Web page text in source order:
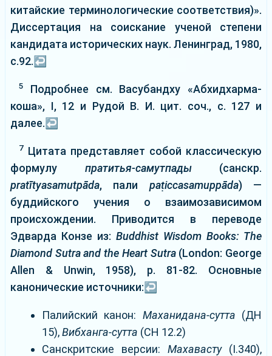
китайские терминологические соответствия)».
Диссертация на соискание ученой степени
кандидата исторических наук. Ленинград, 1980,
с.92.↩
5
Подробнее см. Васубандху «Абхидхарма-
коша», I, 12 и Рудой В. И. цит. соч., с. 127 и
далее.↩
7Цитата представляет собой классическую
формулу пратитья-самутпады(санскр.
pratītyasamutpāda, пали paṭiccasamuppāda) —
буддийского учения о взаимозависимом
происхождении. Приводится в переводе
Эдварда Конзе из: Buddhist Wisdom Books: The
Diamond Sutra and the Heart Sutra(London: George
Allen & Unwin, 1958), p. 81-82. Основные
канонические источники:↩
Палийский канон: Маханидана-сутта (ДН
15),Вибханга-сутта (СН 12.2)
Санскритские версии: Махавасту(I.340),